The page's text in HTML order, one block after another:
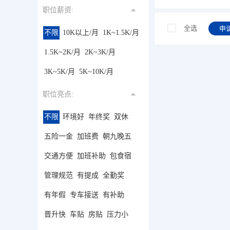
职位薪资:
不限 10K以上/月 1K~1.5K/月
1.5K~2K/月 2K~3K/月
3K~5K/月 5K~10K/月
职位亮点:
不限 环境好 年终奖 双休
五险一金 加班费 朝九晚五
交通方便 加班补助 包食宿
管理规范 有提成 全勤奖
有年假 专车接送 有补助
晋升快 车贴 房贴 压力小
全选 申